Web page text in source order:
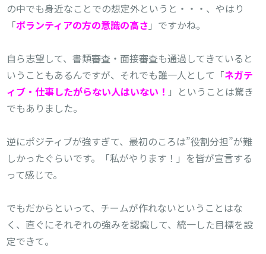
の中でも身近なことでの想定外というと・・・、やはり
「ボランティアの方の意識の高さ 」ですかね。
自ら志望して、書類審査・面接審査も通過してきていると
いうこともあるんですが、それでも誰一人として「ネガテ
ィブ・仕事したがらない人はいない！ 」ということは驚き
でもありました。
逆にポジティブが強すぎて、最初のころは”役割分担”が難
しかったぐらいです。「私がやります！」を皆が宣言する
って感じで。
でもだからといって、チームが作れないということはな
く、直ぐにそれぞれの強みを認識して、統一した目標を設
定できて。